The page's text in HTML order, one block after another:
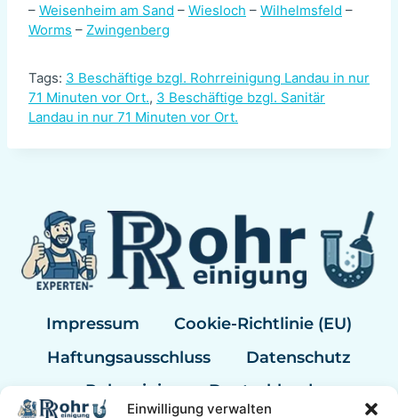
Einwilligung verwalten
– Weisenheim am Sand – Wiesloch – Wilhelmsfeld –
Worms – Zwingenberg
Tags: 3 Beschäftige bzgl. Rohrreinigung Landau in nur
71 Minuten vor Ort., 3 Beschäftige bzgl. Sanitär
Landau in nur 71 Minuten vor Ort.
Impressum
Cookie-Richtlinie (EU)
Haftungsausschluss
Datenschutz
Rohrreinigung Deutschland